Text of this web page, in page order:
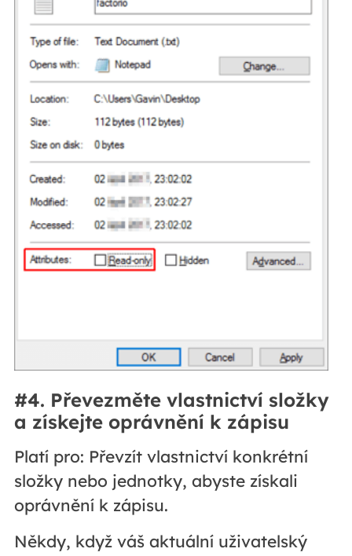
#4. Převezměte vlastnictví složky
a získejte oprávnění k zápisu
Platí pro: Převzít vlastnictví konkrétní
složky nebo jednotky, abyste získali
oprávnění k zápisu.
Někdy, když váš aktuální uživatelský